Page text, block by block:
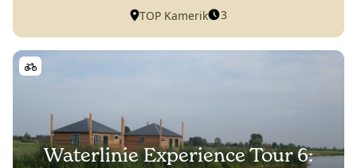
TOP Kamerik 3
Waterlinie Experience Tour 6: